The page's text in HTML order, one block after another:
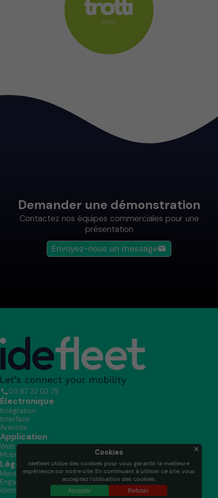
Demander une démonstration
Contactez nos équipes commerciales pour une
présentation
Envoyez-nous un message
03 67 22 02 79
Électronique
Intégration
Interface
Avancés
Application
Web App
Mobile App
Légal
Mention légales
Engagement de confidentialité
idemoov
×
Cookies
idefleet utilise des cookies pour vous garantir la meilleure
expérience sur notre site. En continuant à utiliser ce site, vous
acceptez l'utilisation des cookies.
Accepter Refuser